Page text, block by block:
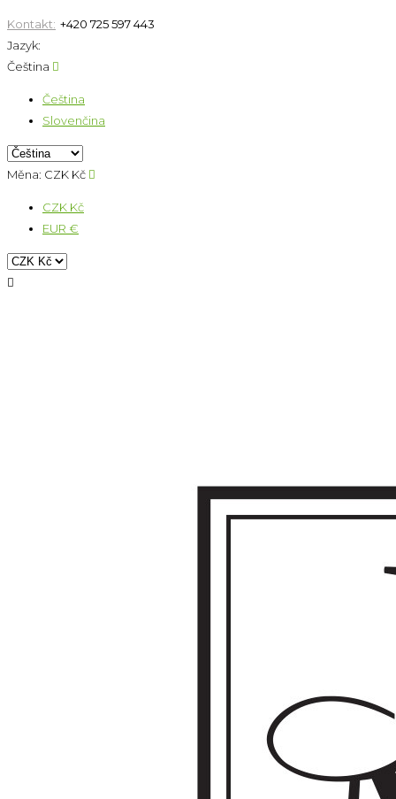
Kontakt: +420 725 597 443
Jazyk:
Čeština 
Čeština
Slovenčina
Měna: CZK Kč 
CZK Kč
EUR €
